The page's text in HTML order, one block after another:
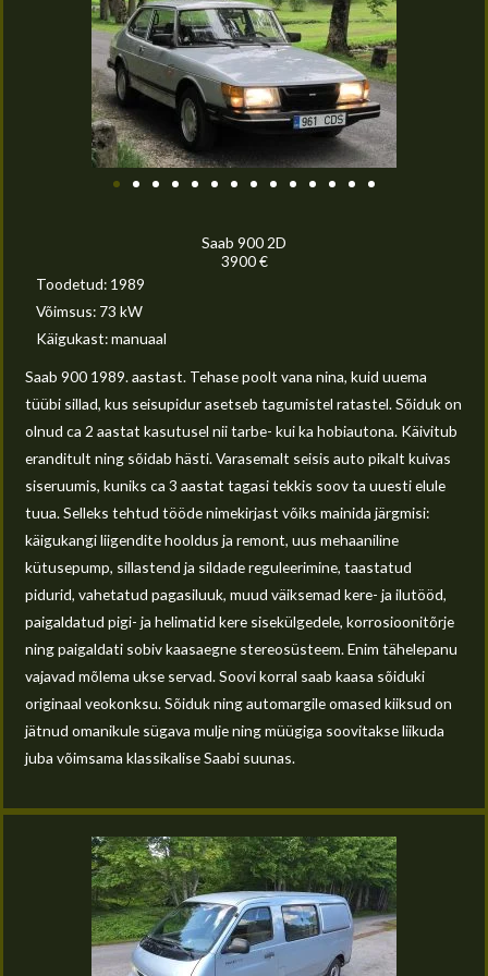
Saab 900 2D
3900 €
Toodetud: 1989
Võimsus: 73 kW
Käigukast: manuaal
Saab 900 1989. aastast. Tehase poolt vana nina, kuid uuema
tüübi sillad, kus seisupidur asetseb tagumistel ratastel. Sõiduk on
olnud ca 2 aastat kasutusel nii tarbe- kui ka hobiautona. Käivitub
eranditult ning sõidab hästi. Varasemalt seisis auto pikalt kuivas
siseruumis, kuniks ca 3 aastat tagasi tekkis soov ta uuesti elule
tuua. Selleks tehtud tööde nimekirjast võiks mainida järgmisi:
käigukangi liigendite hooldus ja remont, uus mehaaniline
kütusepump, sillastend ja sildade reguleerimine, taastatud
pidurid, vahetatud pagasiluuk, muud väiksemad kere- ja ilutööd,
paigaldatud pigi- ja helimatid kere sisekülgedele, korrosioonitõrje
ning paigaldati sobiv kaasaegne stereosüsteem. Enim tähelepanu
vajavad mõlema ukse servad. Soovi korral saab kaasa sõiduki
originaal veokonksu.Sõiduk ning automargile omased kiiksud on
jätnud omanikule sügava mulje ning müügiga soovitakse liikuda
juba võimsama klassikalise Saabi suunas.